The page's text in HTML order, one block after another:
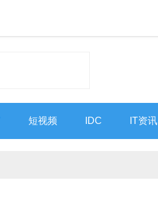
短视频 IDC IT资讯